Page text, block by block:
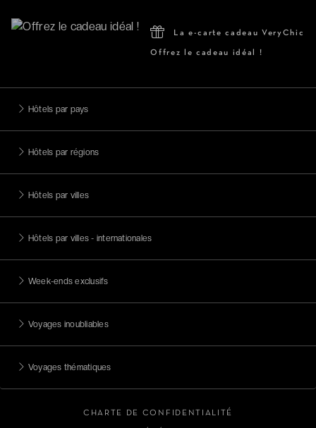
La e-carte cadeau VeryChic
Offrez le cadeau idéal !
Hôtels par pays
Hôtels par régions
Hôtels par villes
Hôtels par villes - internationales
Week-ends exclusifs
Voyages inoubliables
Voyages thématiques
CHARTE DE CONFIDENTIALITÉ